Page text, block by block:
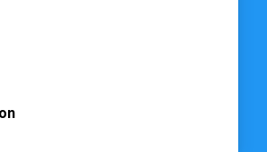
needed for the proper
by third-party software to enable